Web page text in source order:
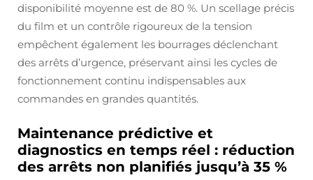
disponibilité moyenne est de 80 %. Un scellage précis
du film et un contrôle rigoureux de la tension
empêchent également les bourrages déclenchant
des arrêts d’urgence, préservant ainsi les cycles de
fonctionnement continu indispensables aux
commandes en grandes quantités.
Maintenance prédictive et
diagnostics en temps réel : réduction
des arrêts non planifiés jusqu’à 35 %